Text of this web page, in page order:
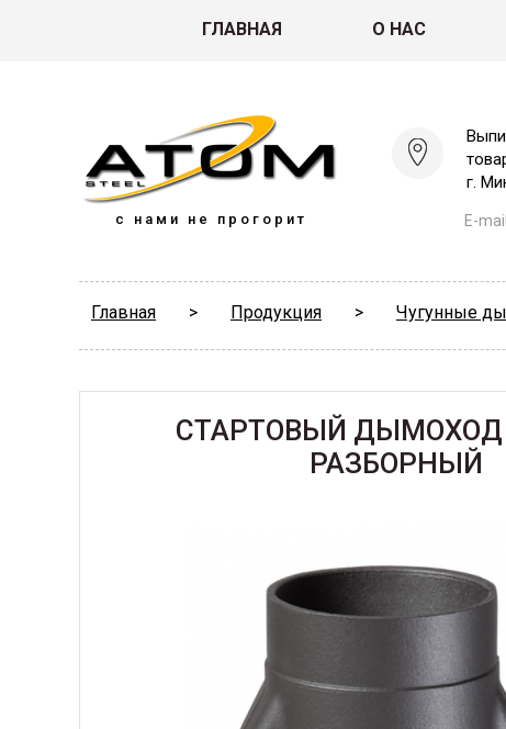
ГЛАВНАЯ О НАС
с нами не прогорит
г.
E-
Главная > Продукция > Чугунные
СТАРТОВЫЙ ДЫМОХОД
РАЗБОРНЫЙ